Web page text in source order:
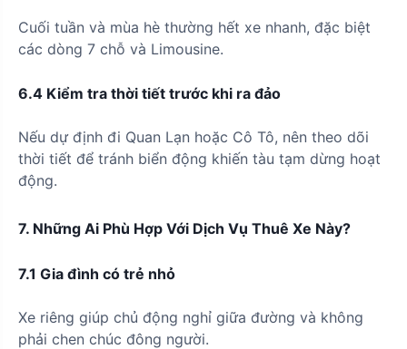
Cuối tuần và mùa hè thường hết xe nhanh, đặc biệt
các dòng 7 chỗ và Limousine.
6.4 Kiểm tra thời tiết trước khi ra đảo
Nếu dự định đi Quan Lạn hoặc Cô Tô, nên theo dõi
thời tiết để tránh biển động khiến tàu tạm dừng hoạt
động.
7. Những Ai Phù Hợp Với Dịch Vụ Thuê Xe Này?
7.1 Gia đình có trẻ nhỏ
Xe riêng giúp chủ động nghỉ giữa đường và không
phải chen chúc đông người.